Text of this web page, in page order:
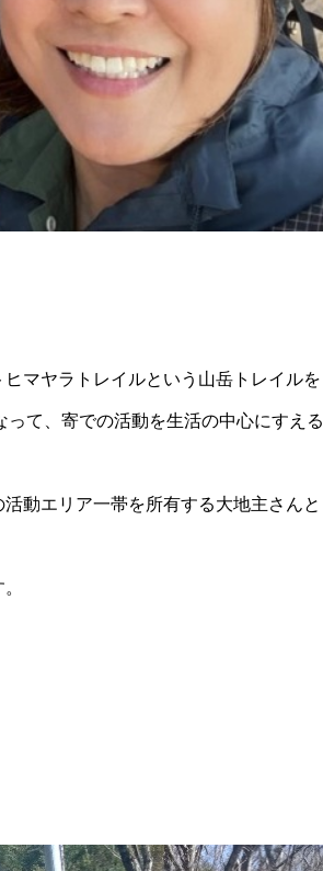
マヤラトレイルという山岳トレイルを
て、寄での活動を生活の中心にすえる
動エリア一帯を所有する大地主さんと